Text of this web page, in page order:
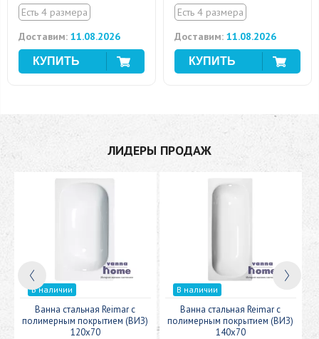
Есть 4 размера
Доставим: 11.08.2026
Есть 4 размера
Доставим: 11.08.2026
ЛИДЕРЫ ПРОДАЖ
В наличии
Ванна стальная Reimar с
полимерным покрытием (ВИЗ)
120x70
В наличии
Ванна стальная Reimar с
полимерным покрытием (ВИЗ)
140x70